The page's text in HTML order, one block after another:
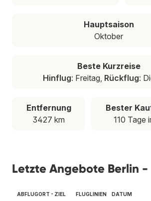
Hauptsaison
Oktober
Beste Kurzreise
Hinflug: Freitag, Rückflug:
Entfernung
3427 km
Bester
110 Tage
Letzte Angebote Berlin
ABFLUGORT - ZIEL FLUGLINIEN DATUM